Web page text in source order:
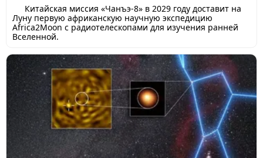
Китайская миссия «Чанъэ-8» в 2029 году доставит на
Луну первую африканскую научную экспедицию
Africa2Moon с радиотелескопами для изучения ранней
Вселенной.